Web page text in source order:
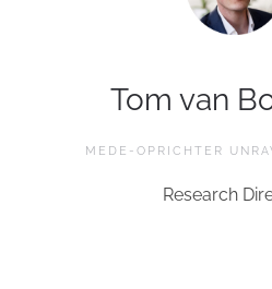
Tom van
MEDE-OPRICHTER
Research